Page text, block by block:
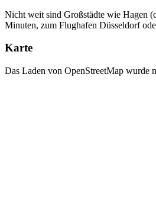
Nicht weit sind Großstädte wie Hagen
Minuten, zum Flughafen Düsseldorf
Karte
Das Laden von OpenStreetMap wurde